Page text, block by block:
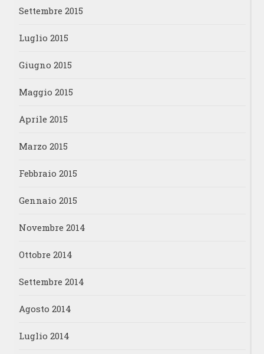
Settembre 2015
Luglio 2015
Giugno 2015
Maggio 2015
Aprile 2015
Marzo 2015
Febbraio 2015
Gennaio 2015
Novembre 2014
Ottobre 2014
Settembre 2014
Agosto 2014
Luglio 2014